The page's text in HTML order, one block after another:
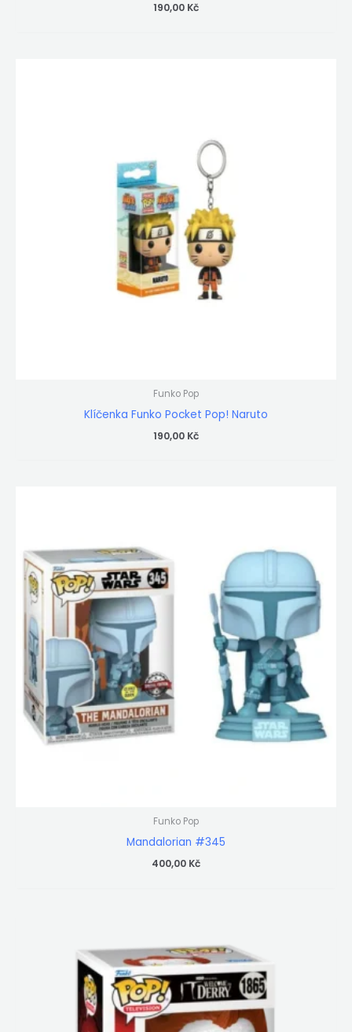
190,00 Kč
Funko Pop
Klíčenka Funko Pocket Pop! Naruto
190,00 Kč
Funko Pop
Mandalorian #345
400,00 Kč